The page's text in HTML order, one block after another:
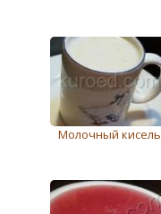
Молочный кисель